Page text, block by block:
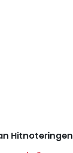
Hitnoteringen